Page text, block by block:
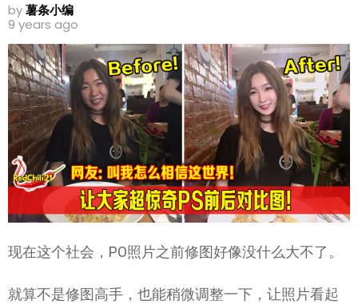
by薯条小编
9 years ago
现在这个社会，PO照片之前修图好像没什么大不了。
就算不是修图高手，也能稍微调整一下，让照片看起